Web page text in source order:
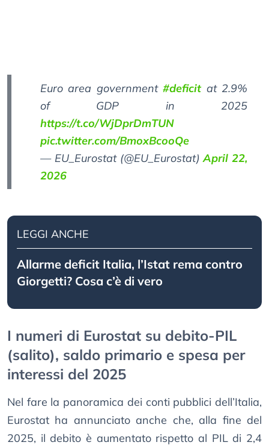
Euro area government#deficitat 2.9%
of GDP in 2025
https://t.co/WjDprDmTUN
pic.twitter.com/BmoxBcooQe
— EU_Eurostat (@EU_Eurostat)April 22,
2026
LEGGI ANCHE
Allarme deficit Italia, l’Istat rema contro
Giorgetti? Cosa c’è di vero
I numeri di Eurostat su debito-PIL
(salito), saldo primario e spesa per
interessi del 2025
Nel fare la panoramica dei conti pubblici dell’Italia,
Eurostat ha annunciato anche che, alla fine del
2025, il debito è aumentato rispetto al PIL di 2,4